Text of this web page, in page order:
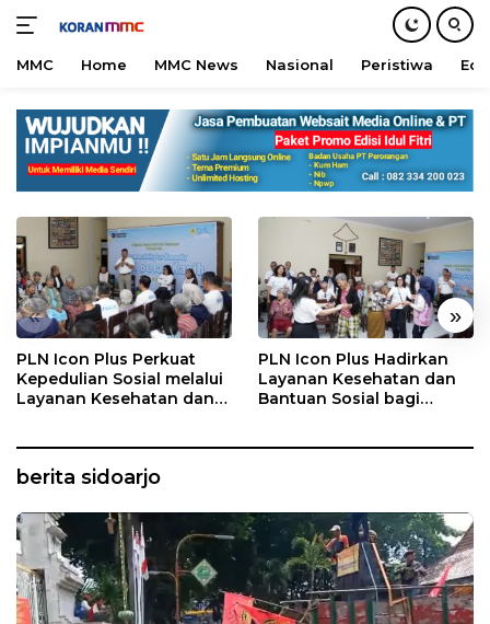
konten
MMC Home MMC News Nasional Peristiwa
« »
PLN Icon Plus Perkuat
Kepedulian Sosial melalui
Layanan Kesehatan dan
PLN Icon Plus Hadirkan
Layanan Kesehatan dan
Bantuan Sosial bagi
berita sidoarjo